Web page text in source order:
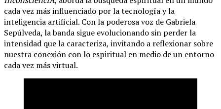
cada vez más influenciado por la tecnología y la
inteligencia artificial. Con la poderosa voz de Gabriela
Sepúlveda, la banda sigue evolucionando sin perder la
intensidad que la caracteriza, invitando a reflexionar sobre
nuestra conexión con lo espiritual en medio de un entorno
cada vez más virtual.